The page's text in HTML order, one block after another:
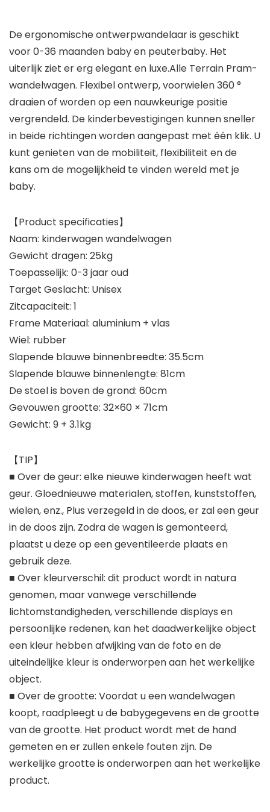
De ergonomische ontwerpwandelaar is geschikt
voor 0-36 maanden baby en peuterbaby. Het
uiterlijk ziet er erg elegant en luxe.Alle Terrain Pram-
wandelwagen. Flexibel ontwerp, voorwielen 360 °
draaien of worden op een nauwkeurige positie
vergrendeld. De kinderbevestigingen kunnen sneller
in beide richtingen worden aangepast met één klik. U
kunt genieten van de mobiliteit, flexibiliteit en de
kans om de mogelijkheid te vinden wereld met je
baby.
【Product specificaties】
Naam: kinderwagen wandelwagen
Gewicht dragen: 25kg
Toepasselijk: 0-3 jaar oud
Target Geslacht: Unisex
Zitcapaciteit: 1
Frame Materiaal: aluminium + vlas
Wiel: rubber
Slapende blauwe binnenbreedte: 35.5cm
Slapende blauwe binnenlengte: 81cm
De stoel is boven de grond: 60cm
Gevouwen grootte: 32×60 × 71cm
Gewicht: 9 + 3.1kg
【TIP】
■ Over de geur: elke nieuwe kinderwagen heeft wat
geur. Gloednieuwe materialen, stoffen, kunststoffen,
wielen, enz., Plus verzegeld in de doos, er zal een geur
in de doos zijn. Zodra de wagen is gemonteerd,
plaatst u deze op een geventileerde plaats en
gebruik deze.
■ Over kleurverschil: dit product wordt in natura
genomen, maar vanwege verschillende
lichtomstandigheden, verschillende displays en
persoonlijke redenen, kan het daadwerkelijke object
een kleur hebben afwijking van de foto en de
uiteindelijke kleur is onderworpen aan het werkelijke
object.
■ Over de grootte: Voordat u een wandelwagen
koopt, raadpleegt u de babygegevens en de grootte
van de grootte. Het product wordt met de hand
gemeten en er zullen enkele fouten zijn. De
werkelijke grootte is onderworpen aan het werkelijke
product.